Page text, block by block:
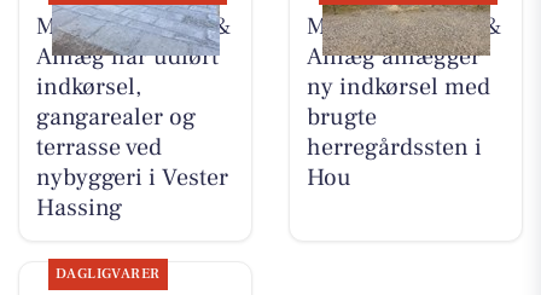
MB Entreprenør &
Anlæg har udført
indkørsel,
gangarealer og
terrasse ved
nybyggeri i Vester
Hassing
MB Entreprenør &
Anlæg anlægger
ny indkørsel med
brugte
herregårdssten i
Hou
DAGLIGVARER